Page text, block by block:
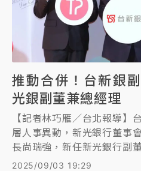
推動合併！台新銀
光銀副董兼總經理
【記者林巧雁／台北報導】
層人事異動，新光銀行董事
長尚瑞強，新任新光銀行副
增派法人董事代表人由尚瑞強
2025/09/03 19:29